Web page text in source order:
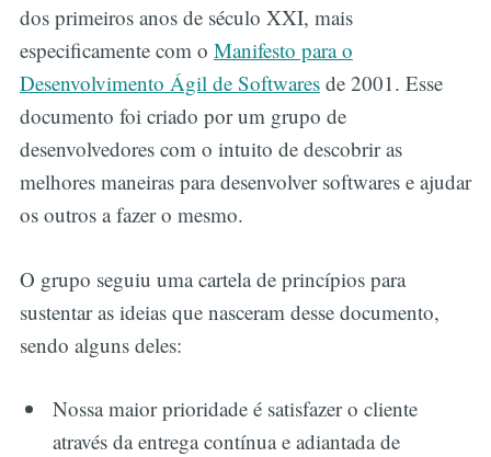
dos primeiros anos de século XXI, mais
especificamente com o Manifesto para o
Desenvolvimento Ágil de Softwaresde 2001. Esse
documento foi criado por um grupo de
desenvolvedores com o intuito de descobrir as
melhores maneiras para desenvolver softwares e ajudar
os outros a fazer o mesmo.
O grupo seguiu uma cartela de princípios para
sustentar as ideias que nasceram desse documento,
sendo alguns deles:
Nossa maior prioridade é satisfazer o cliente
através da entrega contínua e adiantada de